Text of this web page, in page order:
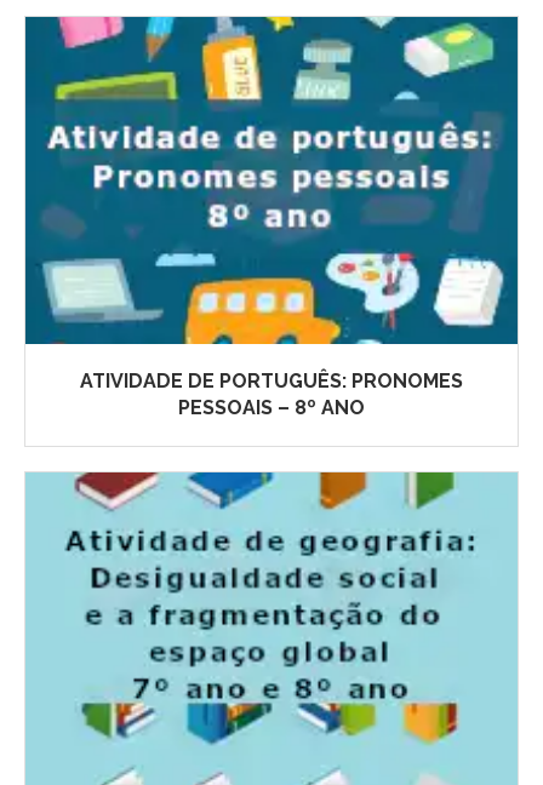
ATIVIDADE DE PORTUGUÊS: PRONOMES
PESSOAIS – 8º ANO